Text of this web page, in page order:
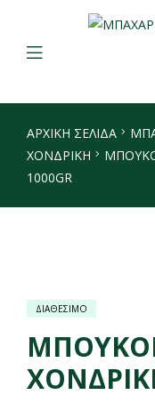
ΑΡΧΙΚΉ ΣΕΛΊΔΑ
ΧΟΝΔΡΙΚΉ
1000GR
ΔΙΑΘΕΣΙΜΟ